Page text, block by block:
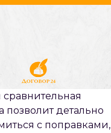
позволит детально
с поправками,